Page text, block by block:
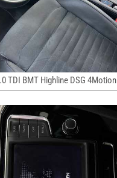
TDI BMT Highline DSG 4Motion